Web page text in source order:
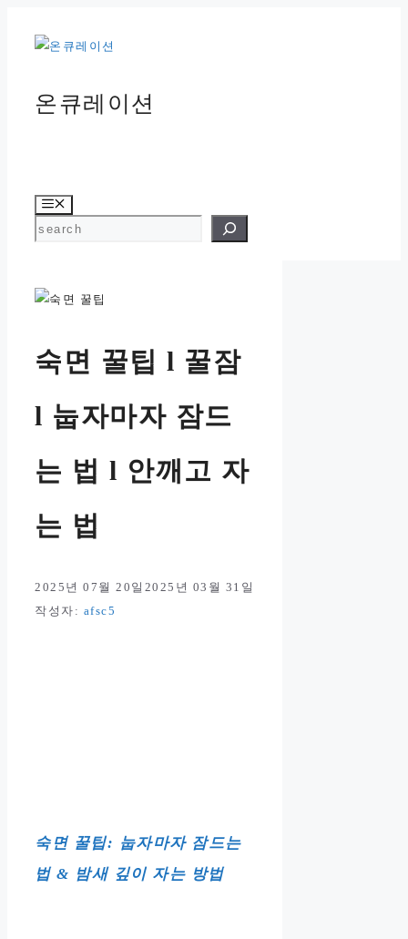
온큐레이션
뉴
검색
숙면 꿀팁 l 꿀잠
l 눕자마자 잠드
는 법 l 안깨고 자
는 법
2025년 07월 20일 2025년 03월 31일
작성자: afsc5
숙면 꿀팁: 눕자마자 잠드는
법 & 밤새 깊이 자는 방법